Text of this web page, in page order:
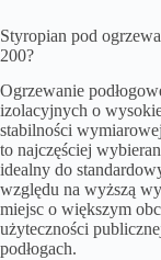
Styropian pod
200?
Ogrzewanie
izolacyjnych o
stabilności
to najczęściej
idealny do
względu na wyższą
miejsc o większym
użyteczności
podłogach.